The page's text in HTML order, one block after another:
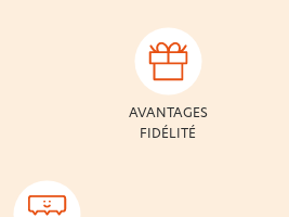
AVANTAGES
FIDÉLITÉ